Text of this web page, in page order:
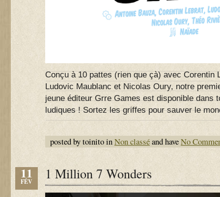
Conçu à 10 pattes (rien que çà) avec Corentin
Ludovic Maublanc et Nicolas Oury, notre
jeune éditeur Grre Games est disponible dans
ludiques ! Sortez les griffes pour sauver le
posted by toinito inNon classéand haveNo
11
FÉV 1 Million 7 Wonders